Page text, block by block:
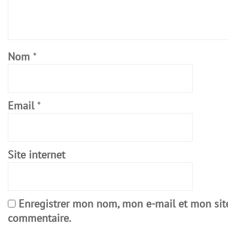
Nom *
Email *
Site internet
Enregistrer mon nom, mon e-mail et mon
commentaire.